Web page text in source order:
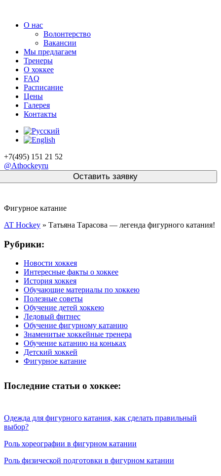
О нас
Волонтерство
Вакансии
Мы предлагаем
Тренеры
О хоккее
FAQ
Расписание
Цены
Галерея
Контакты
+7(495) 151 21 52
@Athockeyru
Фигурное катание
AT Hockey » Татьяна Тарасова — легенда фигурного катания!
Рубрики:
Новости хоккея
Интересные факты о хоккее
История хоккея
Обучающие материалы по хоккею
Полезные советы
Обучение детей хоккею
Ледовый фитнес
Обучение фигурному катанию
Знаменитые хоккейные тренера
Обучение катанию на коньках
Детский хоккей
Фигурное катание
Последние статьи о хоккее:
Одежда для фигурного катания, как сделать правильный
выбор?
Роль хореографии в фигурном катании
Роль физической подготовки в фигурном катании